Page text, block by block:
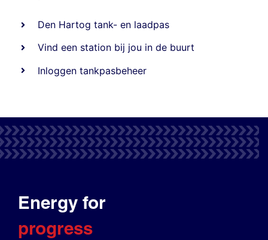
Den Hartog tank- en laadpas
Vind een station bij jou in de buurt
Inloggen tankpasbeheer
Energy for
progress